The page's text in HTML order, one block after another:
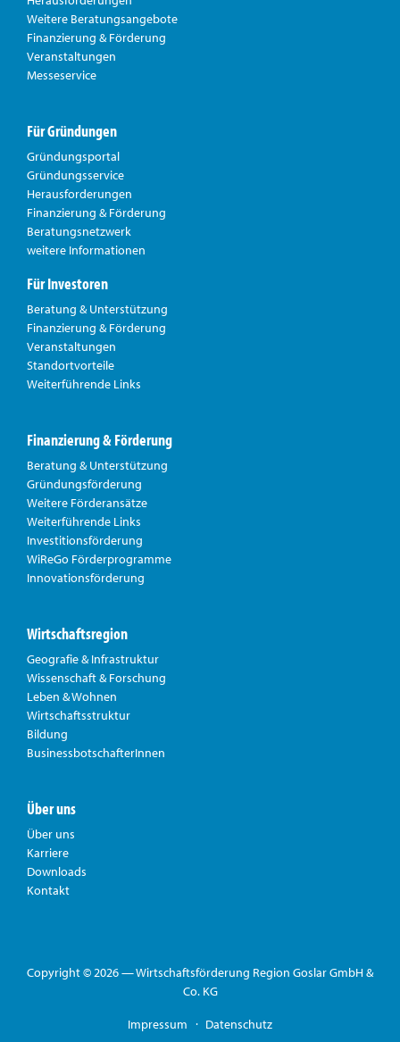
Weitere Beratungsangebote
Finanzierung & Förderung
Veranstaltungen
Messeservice
Für Gründungen
Gründungsportal
Gründungsservice
Herausforderungen
Finanzierung & Förderung
Beratungsnetzwerk
weitere Informationen
Für Investoren
Beratung & Unterstützung
Finanzierung & Förderung
Veranstaltungen
Standortvorteile
Weiterführende Links
Finanzierung & Förderung
Beratung & Unterstützung
Gründungsförderung
Weitere Förderansätze
Weiterführende Links
Investitionsförderung
WiReGo Förderprogramme
Innovationsförderung
Wirtschaftsregion
Geografie & Infrastruktur
Wissenschaft & Forschung
Leben & Wohnen
Wirtschaftsstruktur
Bildung
BusinessbotschafterInnen
Über uns
Über uns
Karriere
Downloads
Kontakt
Copyright © 2026 — Wirtschaftsförderung Region Goslar GmbH &
Co. KG
Impressum Datenschutz